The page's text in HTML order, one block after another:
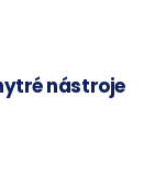
nástroje